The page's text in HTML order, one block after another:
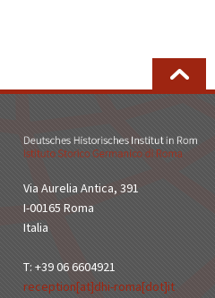
Via Aurelia Antica, 391
I-00165 Roma
Italia
T: +39 06 6604921
reception[at]dhi-roma[dot]it